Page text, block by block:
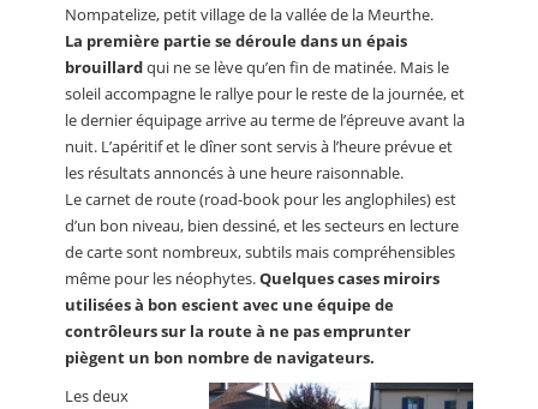
Nompatelize, petit village de la vallée de la Meurthe.
La première partie se déroule dans un épais
brouillardqui ne se lève qu’en fin de matinée. Mais le
soleil accompagne le rallye pour le reste de la journée, et
le dernier équipage arrive au terme de l’épreuve avant la
nuit. L’apéritif et le dîner sont servis à l’heure prévue et
les résultats annoncés à une heure raisonnable.
Le carnet de route (road-book pour les anglophiles) est
d’un bon niveau, bien dessiné, et les secteurs en lecture
de carte sont nombreux, subtils mais compréhensibles
même pour les néophytes.Quelques cases miroirs
utilisées à bon escient avec une équipe de
contrôleurs sur la route à ne pas emprunter
piègent un bon nombre de navigateurs.
Les deux